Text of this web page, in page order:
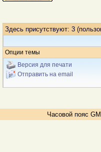
Здесь присутствуют: 3
Опции темы
Версия для печати
Отправить на email
Часовой пояс